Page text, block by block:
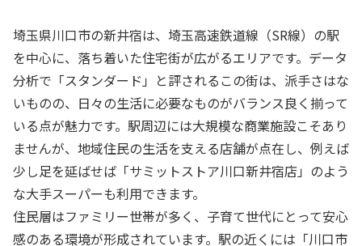
埼玉県川口市の新井宿は、埼玉高速鉄道線（SR線）の駅
を中心に、落ち着いた住宅街が広がるエリアです。データ
分析で「スタンダード」と評されるこの街は、派手さはな
いものの、日々の生活に必要なものがバランス良く揃って
いる点が魅力です。駅周辺には大規模な商業施設こそあり
ませんが、地域住民の生活を支える店舗が点在し、例えば
少し足を延ばせば「サミットストア川口新井宿店」のよう
な大手スーパーも利用できます。
住民層はファミリー世帯が多く、子育て世代にとって安心
感のある環境が形成されています。駅の近くには「川口市